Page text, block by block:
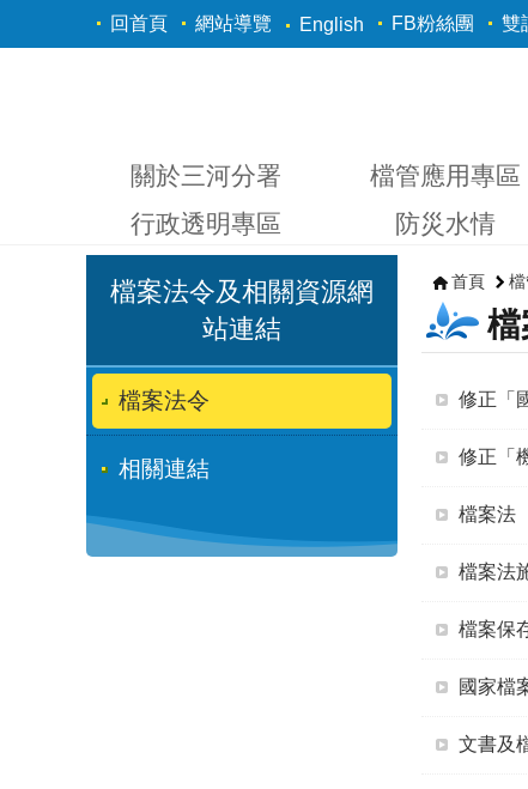
跳到主要內容區塊
回首頁 網站導覽 English FB粉絲團 雙
關於三河分署 檔管應用專區
行政透明專區
防災水情
檔案法令及相關資源網
站連結
檔案法令
相關連結
首頁
檔
修正「
修正「
檔案法
檔案法
檔案保
國家檔
文書及